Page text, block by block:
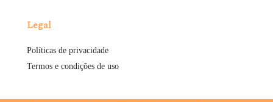
Legal
Políticas de privacidade
Termos e condições de uso